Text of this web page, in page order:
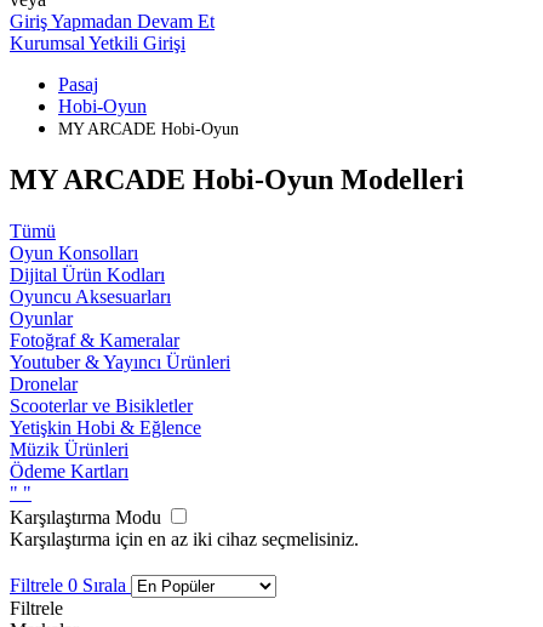
Giriş Yapmadan Devam Et
Kurumsal Yetkili Girişi
Pasaj
Hobi-Oyun
MY ARCADE Hobi-Oyun
MY ARCADE Hobi-Oyun Modelleri
Tümü
Oyun Konsolları
Dijital Ürün Kodları
Oyuncu Aksesuarları
Oyunlar
Fotoğraf & Kameralar
Youtuber & Yayıncı Ürünleri
Dronelar
Scooterlar ve Bisikletler
Yetişkin Hobi & Eğlence
Müzik Ürünleri
Ödeme Kartları
" "
Karşılaştırma Modu
Karşılaştırma için en az iki cihaz seçmelisiniz.
Filtrele 0 Sırala
Filtrele